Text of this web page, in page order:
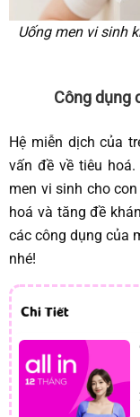
Uống men vi sinh
Công dụng
Hệ miễn dịch của
vấn đề về tiêu
men vi sinh cho
hoá và tăng đề
các công dụng của
nhé!
Chi Tiết